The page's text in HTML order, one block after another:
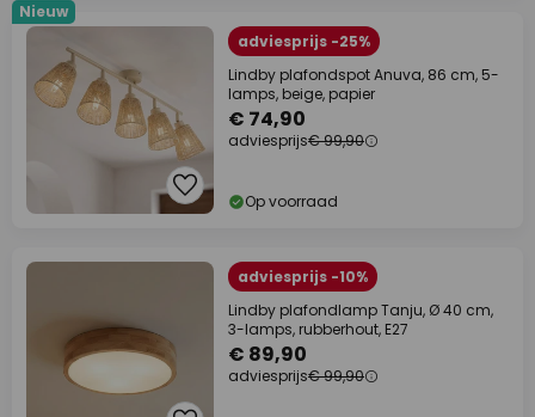
Nieuw
adviesprijs -25%
Lindby plafondspot Anuva, 86 cm, 5-
lamps, beige, papier
€ 74,90
adviesprijs€ 99,90
Op voorraad
adviesprijs -10%
Lindby plafondlamp Tanju, Ø 40 cm,
3-lamps, rubberhout, E27
€ 89,90
adviesprijs€ 99,90